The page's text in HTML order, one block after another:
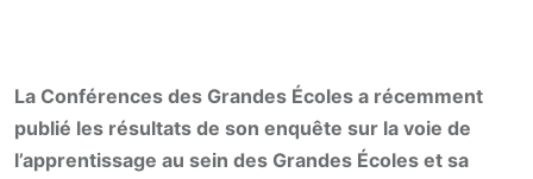
La Conférences des Grandes Écoles a récemment
publié les résultats de son enquête sur la voie de
l’apprentissage au sein des Grandes Écoles et sa